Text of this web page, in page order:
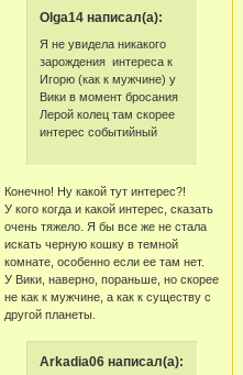
Olga14 написал(а):
Я не увидела никакого
зарождения интереса к
Игорю (как к мужчине) у
Вики в момент бросания
Лерой колец там скорее
интерес событийный
Конечно! Ну какой тут интерес?!
У кого когда и какой интерес, сказать
очень тяжело. Я бы все же не стала
искать черную кошку в темной
комнате, особенно если ее там нет.
У Вики, наверно, пораньше, но скорее
не как к мужчине, а как к существу с
другой планеты.
Arkadia06 написал(а):